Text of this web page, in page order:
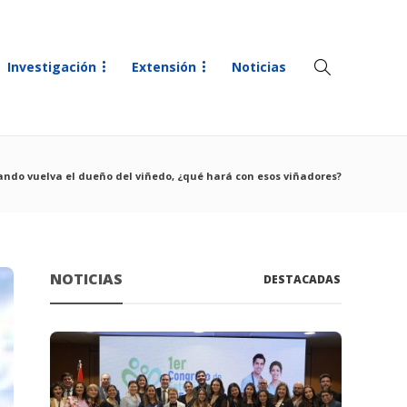
Investigación Extensión Noticias
vuelva el dueño del viñedo, ¿qué hará con esos viñadores?
NOTICIAS DESTACADAS